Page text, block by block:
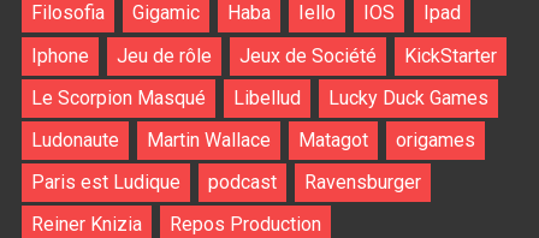
Filosofia
Gigamic Haba Iello IOS
Ipad
Iphone
Jeu de rôle Jeux de Société
KickStarter
Le Scorpion Masqué
Libellud
Lucky Duck Games
Ludonaute
Martin Wallace Matagot
origames
Paris est Ludique
podcast
Ravensburger
Reiner Knizia
Repos Production